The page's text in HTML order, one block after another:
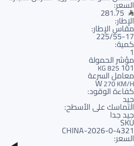
السعر:
281.75
الإطار:
مقاس الإطار:
225/55-17
كمية:
1
مؤشر الحمولة
101
825 KG
معامل السرعة
W270 KM/H
كفاءة الوقود:
جيد
التماسك على الأسطح:
جيد جدا
SKU
4321-CHINA-2026-0
السعر: